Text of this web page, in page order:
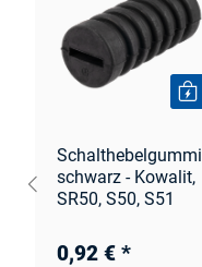
Schalthebelgummi
schwarz - Kowalit,
SR50, S50, S51
0,92 € *